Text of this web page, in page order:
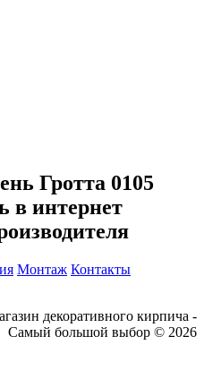
Гротта 0105
в интернет
Монтаж Контакты
декоративного кирпича -
Самый большой выбор © 2026